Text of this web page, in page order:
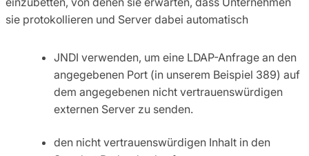
sie protokollieren und Server dabei automatisch
JNDI verwenden, um eine LDAP-Anfrage an den
angegebenen Port (in unserem Beispiel 389) auf
dem angegebenen nicht vertrauenswürdigen
externen Server zu senden.
den nicht vertrauenswürdigen Inhalt in den